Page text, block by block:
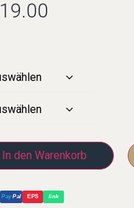
In den Warenkorb
Pay Pal EPS link